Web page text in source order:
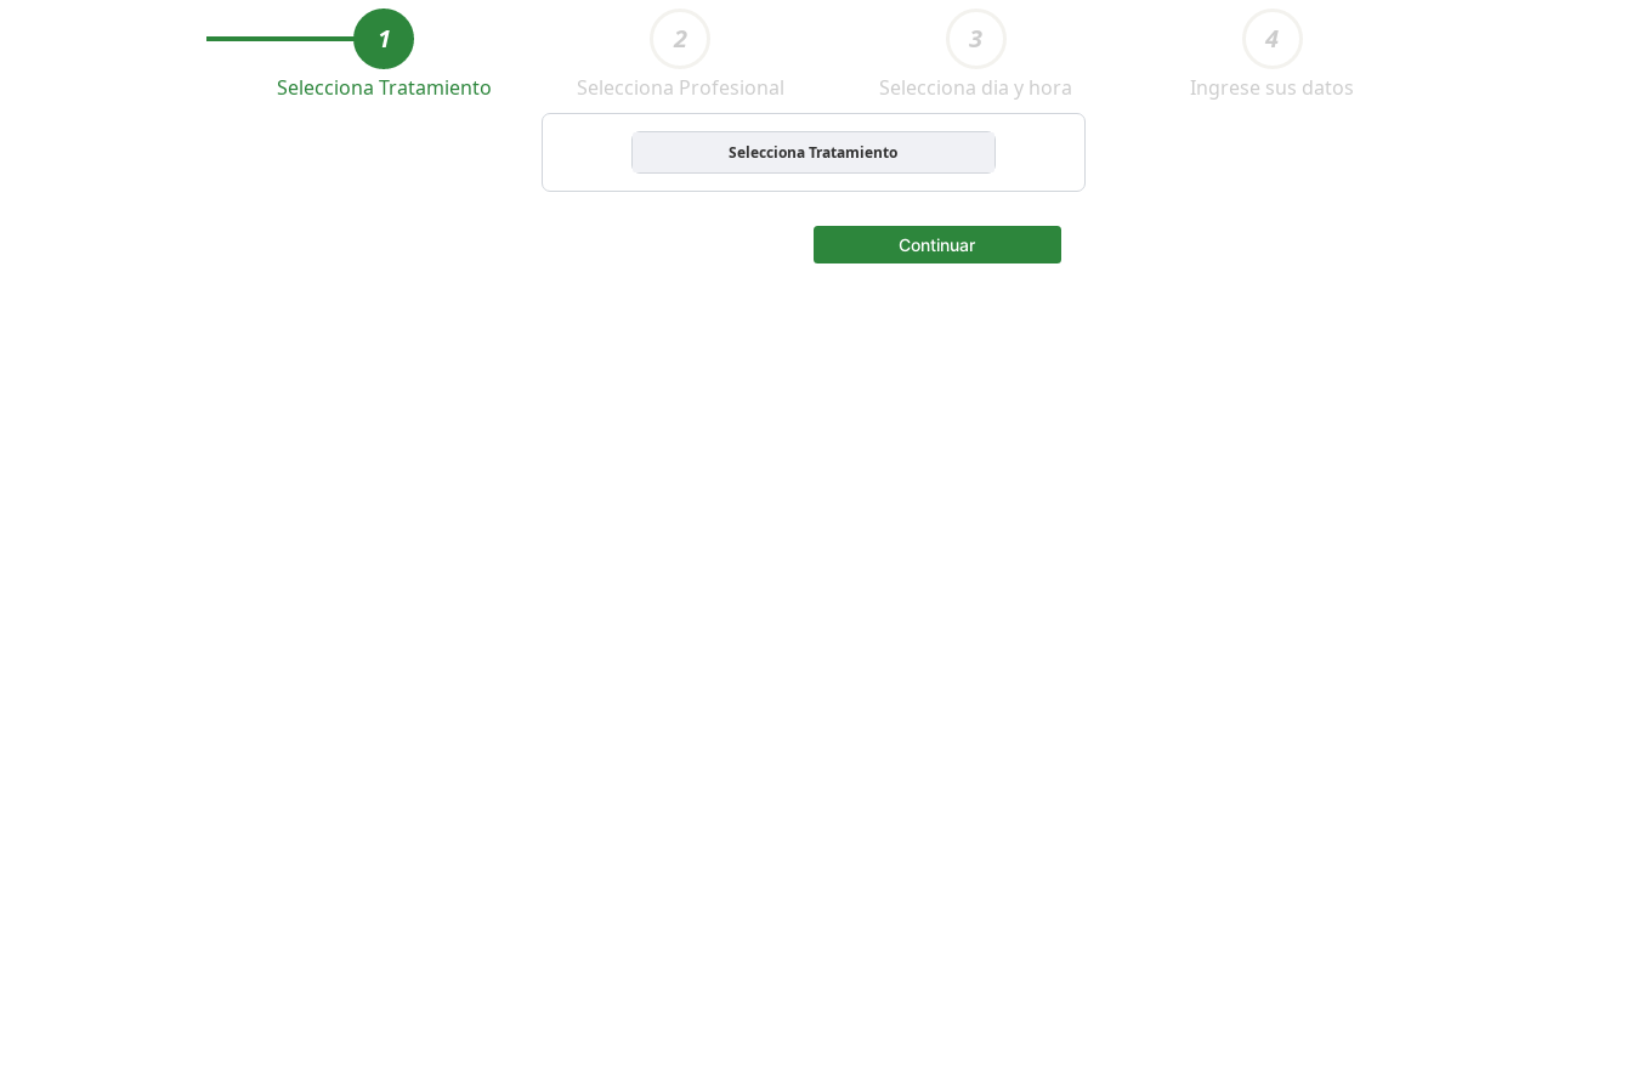
1
Selecciona Tratamiento
2
Selecciona Profesional
3
Selecciona dia y hora
4
Ingrese sus datos
Selecciona Tratamiento
Continuar